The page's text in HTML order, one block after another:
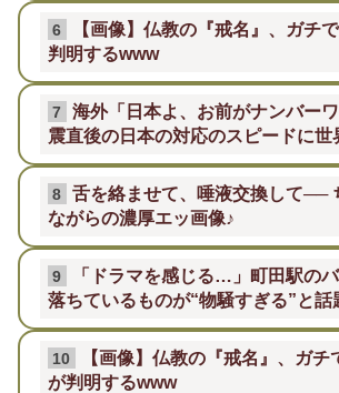
6
【画像】仏教の『戒名』、ガチ
判明するwww
7
海外「日本よ、お前がナンバー
震直後の日本の対応のスピードに世
8
舌を絡ませて、唾液交換して──
ながらの濃厚エッ画像♪
9
「ドラマを感じる…」町田駅の
落ちているものが“物騒すぎる”と話
10
【画像】仏教の『戒名』、ガチ
が判明するwww